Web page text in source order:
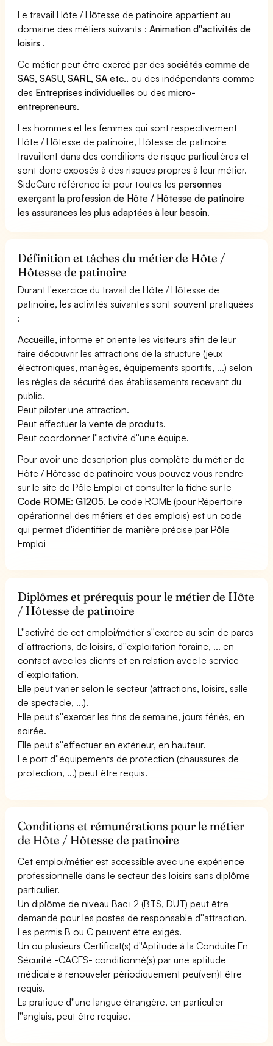
Le travail Hôte / Hôtesse de patinoire appartient au
domaine des métiers suivants :Animation d''activités de
loisirs .
Ce métier peut être exercé par dessociétés comme de
SAS, SASU, SARL, SA etc.. ou des indépendants comme
des Entreprises individuelles ou desmicro-
entrepreneurs.
Les hommes et les femmes qui sont respectivement
Hôte / Hôtesse de patinoire, Hôtesse de patinoire
travaillent dans des conditions de risque particulières et
sont donc exposés à des risques propres à leur métier.
SideCare référence ici pour toutes lespersonnes
exerçant la profession de Hôte / Hôtesse de patinoire
les assurances les plus adaptées à leur besoin.
Définition et tâches du métier de Hôte /
Hôtesse de patinoire
Durant l'exercice du travail de Hôte / Hôtesse de
patinoire, les activités suivantes sont souvent pratiquées
:
Accueille, informe et oriente les visiteurs afin de leur
faire découvrir les attractions de la structure (jeux
électroniques, manèges, équipements sportifs, ...) selon
les règles de sécurité des établissements recevant du
public.
Peut piloter une attraction.
Peut effectuer la vente de produits.
Peut coordonner l''activité d''une équipe.
Pour avoir une description plus complète du métier de
Hôte / Hôtesse de patinoire vous pouvez vous rendre
sur le site de Pôle Emploi et consulter la fiche sur le
Code ROME: G1205. Le code ROME (pour Répertoire
opérationnel des métiers et des emplois) est un code
qui permet d'identifier de manière précise par Pôle
Emploi
Diplômes et prérequis pour le métier de Hôte
/ Hôtesse de patinoire
L''activité de cet emploi/métier s''exerce au sein de parcs
d''attractions, de loisirs, d''exploitation foraine, ... en
contact avec les clients et en relation avec le service
d''exploitation.
Elle peut varier selon le secteur (attractions, loisirs, salle
de spectacle, ...).
Elle peut s''exercer les fins de semaine, jours fériés, en
soirée.
Elle peut s''effectuer en extérieur, en hauteur.
Le port d''équipements de protection (chaussures de
protection, ...) peut être requis.
Conditions et rémunérations pour le métier
de Hôte / Hôtesse de patinoire
Cet emploi/métier est accessible avec une expérience
professionnelle dans le secteur des loisirs sans diplôme
particulier.
Un diplôme de niveau Bac+2 (BTS, DUT) peut être
demandé pour les postes de responsable d''attraction.
Les permis B ou C peuvent être exigés.
Un ou plusieurs Certificat(s) d''Aptitude à la Conduite En
Sécurité -CACES- conditionné(s) par une aptitude
médicale à renouveler périodiquement peu(ven)t être
requis.
La pratique d''une langue étrangère, en particulier
l''anglais, peut être requise.